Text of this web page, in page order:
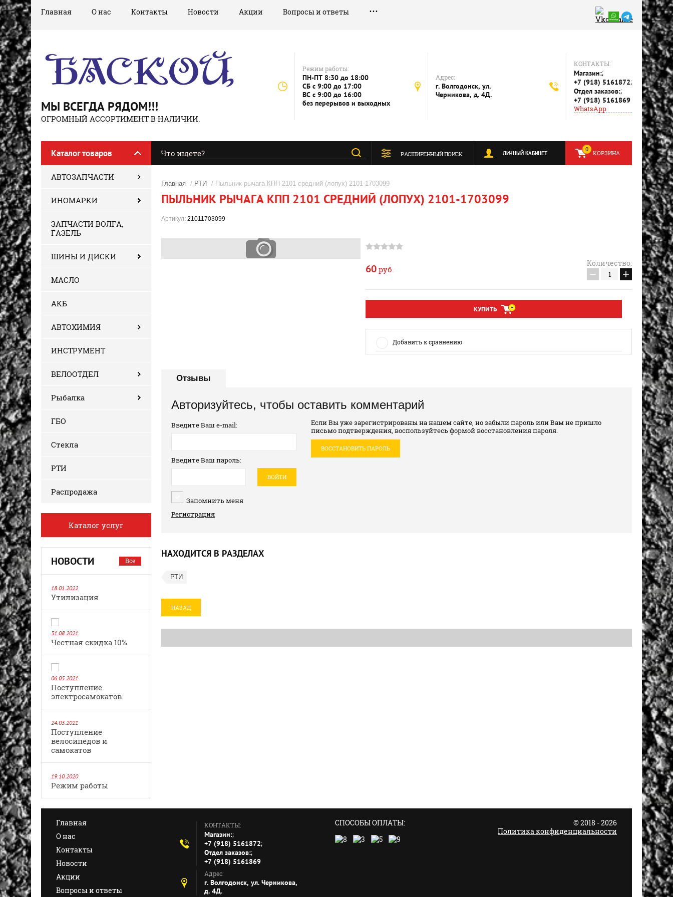
Главная О нас Контакты Новости Акции Вопросы и ответы
МЫ ВСЕГДА РЯДОМ!!!
ОГРОМНЫЙ АССОРТИМЕНТ В НАЛИЧИИ.
Режим работы:
ПН-ПТ 8:30 до 18:00
СБ c 9:00 до 17:00
ВС c 9:00 до 16:00
без перерывов и выходных
Адрес:
г. Волгодонск, ул.
Черникова, д. 4Д.
КОНТАКТЫ:
Магазин:;
+7 (918) 5161872;
Отдел заказов:;
+7 (918) 5161869
WhatsApp
Каталог товаров КОРЗИНА
0
ЛИЧНЫЙ КАБИНЕТ
РАСШИРЕННЫЙ ПОИСК
АВТОЗАПЧАСТИ
ИНОМАРКИ
ЗАПЧАСТИ ВОЛГА,
ГАЗЕЛЬ
ШИНЫ И ДИСКИ
МАСЛО
АКБ
АВТОХИМИЯ
ИНСТРУМЕНТ
ВЕЛООТДЕЛ
Рыбалка
ГБО
Стекла
РТИ
Распродажа
Каталог услуг
НОВОСТИ Все
18.01.2022
Утилизация
31.08.2021
Честная скидка 10%
06.05.2021
Поступление
электросамокатов.
24.03.2021
Поступление
велосипедов и
самокатов
19.10.2020
Режим работы
Главная / РТИ / Пыльник рычага КПП 2101 средний (лопух) 2101-1703099
ПЫЛЬНИК РЫЧАГА КПП 2101 СРЕДНИЙ (ЛОПУХ) 2101-1703099
Артикул: 21011703099
60 руб.
Количество:
− +
КУПИТЬ
Добавить к сравнению
Отзывы
Авторизуйтесь, чтобы оставить комментарий
Введите Ваш e-mail:
Введите Ваш пароль:
ВОЙТИ
Запомнить меня
Регистрация
Если Вы уже зарегистрированы на нашем сайте, но забыли пароль или Вам не пришло
письмо подтверждения, воспользуйтесь формой восстановления пароля.
ВОССТАНОВИТЬ ПАРОЛЬ
НАХОДИТСЯ В РАЗДЕЛАХ
РТИ
НАЗАД
Главная
О нас
Контакты
Новости
Акции
Вопросы и ответы
КОНТАКТЫ:
Магазин:;
+7 (918) 5161872;
Отдел заказов:;
+7 (918) 5161869
Адрес:
г. Волгодонск, ул. Черникова,
д. 4Д.
СПОСОБЫ ОПЛАТЫ:
© 2018 - 2026
Политика конфиденциальности